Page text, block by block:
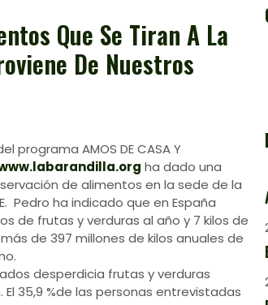
Que Se Tiran A La
De Nuestros
programa AMOS DE CASA Y
ha dado una
de alimentos en la sede de la
Pedro ha indicado que en España
de frutas y verduras al año y 7 kilos de
de 397 millones de kilos anuales de
desperdicia frutas y verduras
35,9 %de las personas entrevistadas